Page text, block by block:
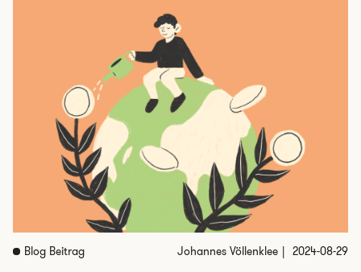
Blog Beitrag Johannes Völlenklee 2024-08-29